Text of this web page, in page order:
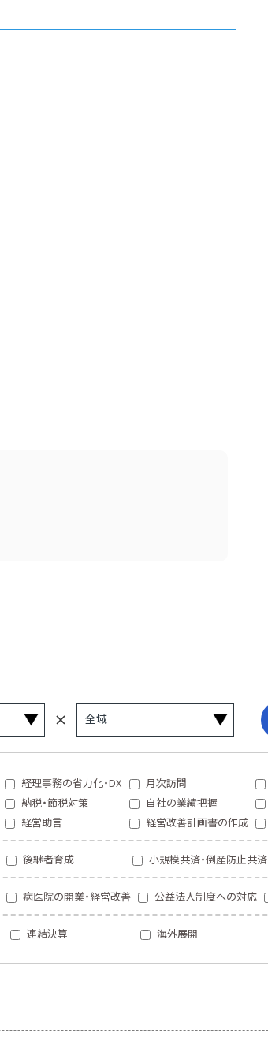
経理事務の省力化・DX 月次訪問
納税・節税対策 自社の業績把握
経営助言 経営改善計画書の作成
後継者育成 小規模共済・倒産防止共済
病医院の開業・経営改善 公益法人制度への対応
連結決算 海外展開